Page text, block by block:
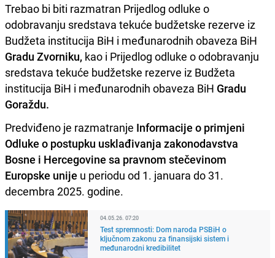
Trebao bi biti razmatran Prijedlog odluke o
odobravanju sredstava tekuće budžetske rezerve iz
Budžeta institucija BiH i međunarodnih obaveza BiH
Gradu Zvorniku, kao i Prijedlog odluke o odobravanju
sredstava tekuće budžetske rezerve iz Budžeta
institucija BiH i međunarodnih obaveza BiH Gradu
Goraždu.
Predviđeno je razmatranje Informacije o primjeni
Odluke o postupku usklađivanja zakonodavstva
Bosne i Hercegovine sa pravnom stečevinom
Europske unije u periodu od 1. januara do 31.
decembra 2025. godine.
04.05.26. 07:20
Test spremnosti: Dom naroda PSBiH o
ključnom zakonu za finansijski sistem i
međunarodni kredibilitet